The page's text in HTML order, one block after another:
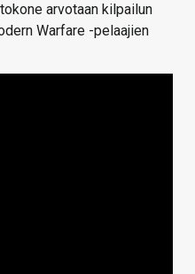
arvotaan kilpailun
Warfare -pelaajien